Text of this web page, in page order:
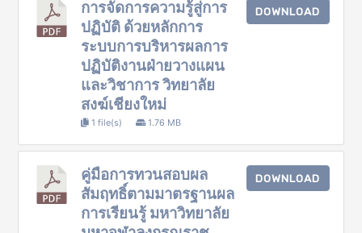
การจัดการความรู้สู่การ
ปฏิบัติ ด้วยหลักการ
ระบบการบริหารผลการ
ปฏิบัติงานฝ่ายวางแผน
และวิชาการ วิทยาลัย
สงฆ์เชียงใหม่
1 file(s) 1.76 MB
DOWNLOAD
คู่มือการทวนสอบผล
สัมฤทธิ์ตามมาตรฐานผล
การเรียนรู้ มหาวิทยาลัย
DOWNLOAD